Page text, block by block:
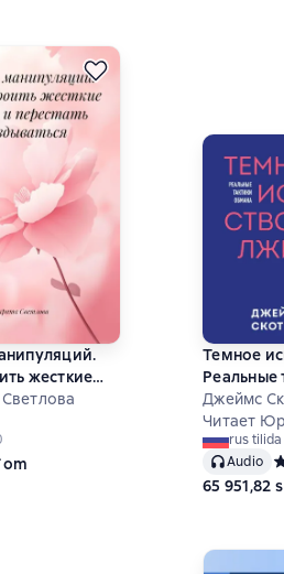
жесткие
рейтинг 0 на основе 0 оценок
Темное
Реальные
Как их
Джеймс
Читает
rus tilida
Audio
65 951,82